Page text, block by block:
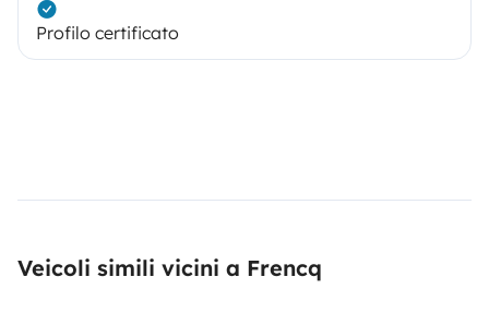
Profilo certificato
Veicoli simili vicini a Frencq